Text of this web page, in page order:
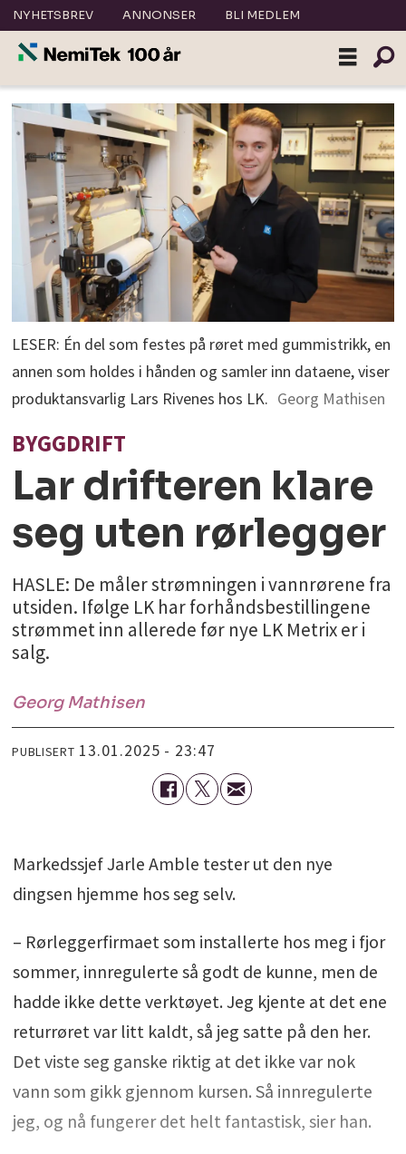
NYHETSBREV ANNONSER BLI MEDLEM
LESER: Én del som festes på røret med gummistrikk, en
annen som holdes i hånden og samler inn dataene, viser
produktansvarlig Lars Rivenes hos LK. Georg Mathisen
BYGGDRIFT
Lar drifteren klare
seg uten rørlegger
HASLE: De måler strømningen i vannrørene fra
utsiden. Ifølge LK har forhåndsbestillingene
strømmet inn allerede før nye LK Metrix er i
salg.
Georg Mathisen
PUBLISERT 13.01.2025 - 23:47
Markedssjef Jarle Amble tester ut den nye
dingsen hjemme hos seg selv.
– Rørleggerfirmaet som installerte hos meg i fjor
sommer, innregulerte så godt de kunne, men de
hadde ikke dette verktøyet. Jeg kjente at det ene
returrøret var litt kaldt, så jeg satte på den her.
Det viste seg ganske riktig at det ikke var nok
vann som gikk gjennom kursen. Så innregulerte
jeg, og nå fungerer det helt fantastisk, sier han.